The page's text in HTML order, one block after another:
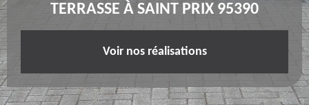
TERRASSE À SAINT PRIX 95390
Voir nos réalisations